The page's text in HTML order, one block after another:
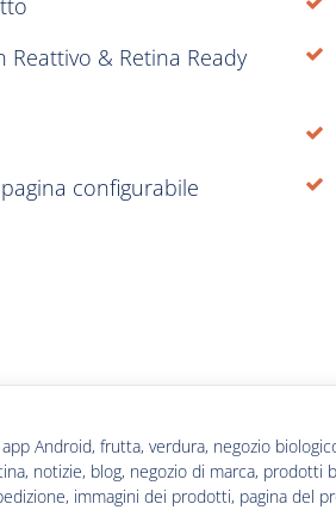
Reattivo & Retina Ready
configurabile
Android, frutta, verdura, negozio
notizie, blog, negozio di marca, prodotti
immagini dei prodotti, pagina del